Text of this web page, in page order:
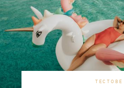
ТЕСТОВЕ